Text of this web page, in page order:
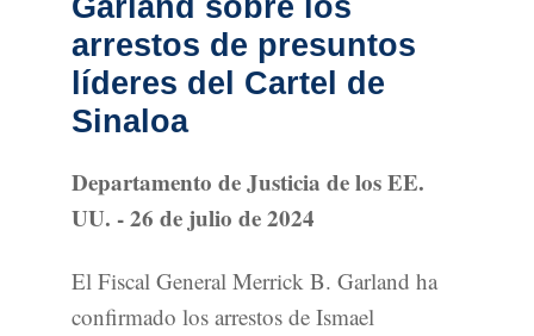
Garland sobre los
arrestos de presuntos
líderes del Cartel de
Sinaloa
Departamento de Justicia de los EE.
UU. - 26 de julio de 2024
El Fiscal General Merrick B. Garland ha
confirmado los arrestos de Ismael